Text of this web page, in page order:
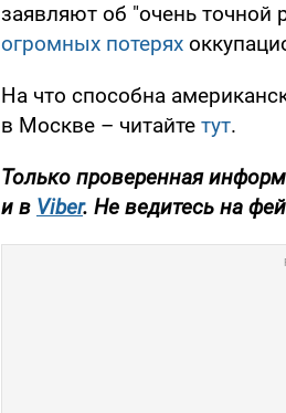
заявляют об "очень точной
огромных потерях
На что способна
в Москве – читайте тут.
Только проверенная
и в Viber. Не ведитесь на